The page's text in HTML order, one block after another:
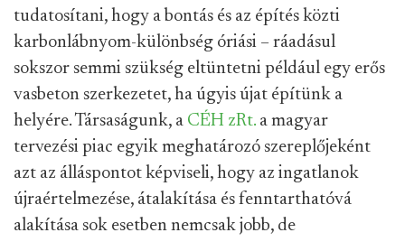
tudatosítani, hogy a bontás és az építés közti
karbonlábnyom-különbség óriási – ráadásul
sokszor semmi szükség eltüntetni például egy erős
vasbeton szerkezetet, ha úgyis újat építünk a
helyére. Társaságunk, a CÉH zRt. a magyar
tervezési piac egyik meghatározó szereplőjeként
azt az álláspontot képviseli, hogy az ingatlanok
újraértelmezése, átalakítása és fenntarthatóvá
alakítása sok esetben nemcsak jobb, de